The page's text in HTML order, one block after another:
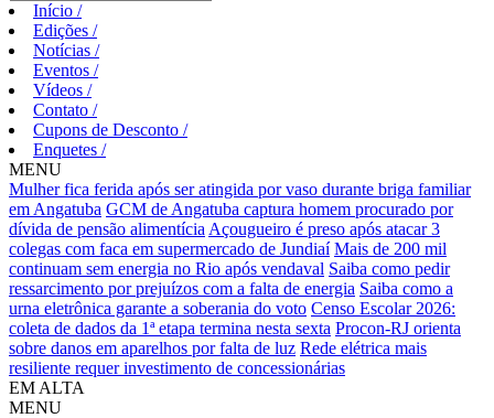
Início /
Edições /
Notícias /
Eventos /
Vídeos /
Contato /
Cupons de Desconto /
Enquetes /
MENU
Mulher fica ferida após ser atingida por vaso durante briga familiar
em Angatuba GCM de Angatuba captura homem procurado por
dívida de pensão alimentícia Açougueiro é preso após atacar 3
colegas com faca em supermercado de Jundiaí Mais de 200 mil
continuam sem energia no Rio após vendaval Saiba como pedir
ressarcimento por prejuízos com a falta de energia Saiba como a
urna eletrônica garante a soberania do voto Censo Escolar 2026:
coleta de dados da 1ª etapa termina nesta sexta Procon-RJ orienta
sobre danos em aparelhos por falta de luz Rede elétrica mais
resiliente requer investimento de concessionárias
EM ALTA
MENU